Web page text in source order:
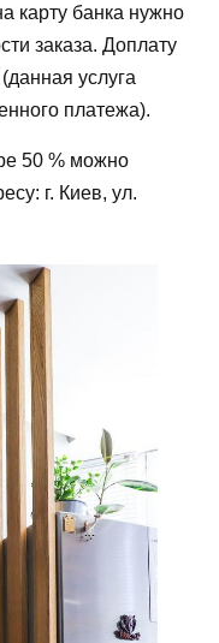
карту банка нужно
заказа. Доплату
услуга
платежа).
50 % можно
г. Киев, ул.